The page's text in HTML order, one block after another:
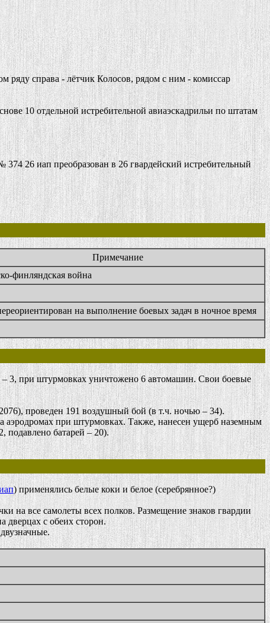
ряду справа - лётчик Колосов, рядом с ним - комиссар
10 отдельной истребительной авиаэскадрильи по штатам
26 иап преобразован в 26 гвардейский истребительный
Примечание
финляндская война
на выполнение боевых задач в ночное время
3, при штурмовках уничтожено 6 автомашин. Свои боевые
проведен 191 воздушный бой (в т.ч. ночью – 34).
при штурмовках. Также, нанесен ущерб наземным
подавлено батарей – 20).
) применялись белые коки и белое (серебрянное?)
на все самолеты всех полков. Размещение знаков гвардии
дверцах с обеих сторон.